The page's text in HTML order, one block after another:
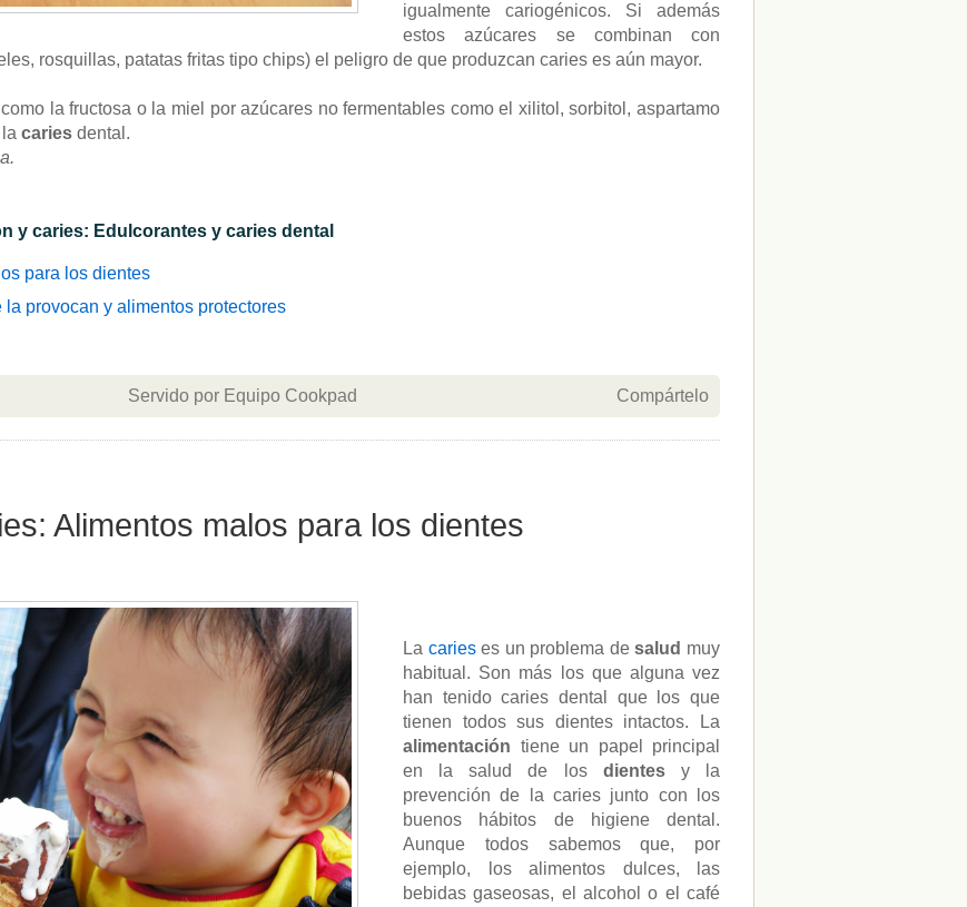
igualmente cariogénicos. Si además
estos azúcares se combinan con
rosquillas, patatas fritas tipo chips) el peligro de que produzcan caries es aún mayor.
la fructosa o la miel por azúcares no fermentables como el xilitol, sorbitol, aspartamo
caries dental.
y caries: Edulcorantes y caries dental
para los dientes
provocan y alimentos protectores
Servido por Equipo Cookpad Compártelo
Alimentos malos para los dientes
La carieses un problema desalud muy
habitual. Son más los que alguna vez
han tenido caries dental que los que
tienen todos sus dientes intactos. La
alimentación tiene un papel principal
en la salud de los dientes y la
prevención de la caries junto con los
buenos hábitos de higiene dental.
Aunque todos sabemos que, por
ejemplo, los alimentos dulces, las
bebidas gaseosas, el alcohol o el café